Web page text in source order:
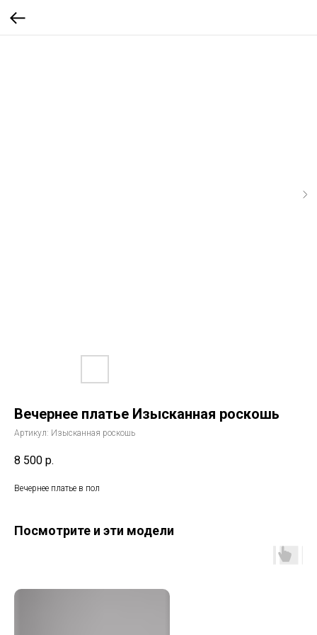
Вечернее платье Изысканная роскошь
Артикул: Изысканная роскошь
8 500 р.
Вечернее платье в пол
Посмотрите и эти модели